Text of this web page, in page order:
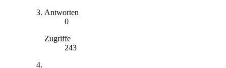
Antworten
0
Zugriffe
243